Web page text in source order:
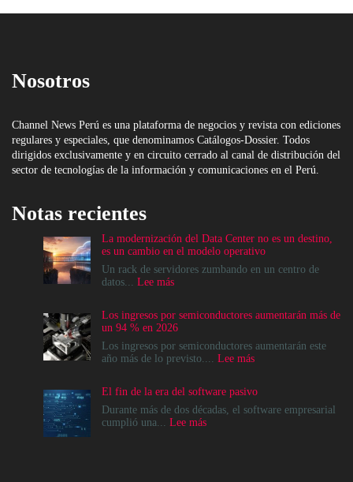
Nosotros
Channel News Perú es una plataforma de negocios y revista con ediciones
regulares y especiales, que denominamos Catálogos-Dossier. Todos
dirigidos exclusivamente y en circuito cerrado al canal de distribución del
sector de tecnologías de la información y comunicaciones en el Perú.
Notas recientes
La modernización del Data Center no es un destino,
es un cambio en el modelo operativo
Un rack de servidores zumbando en un centro de
datos... Lee más:
del
Data
Center
no
destino,
es
un
Los ingresos por semiconductores aumentarán más de
un 94 % en 2026
Los ingresos por semiconductores aumentarán este
año más de lo previsto.... Lee más:
por
semiconductores
El fin de la era del software pasivo
Durante más de dos décadas, el software empresarial
cumplió una... Lee más: